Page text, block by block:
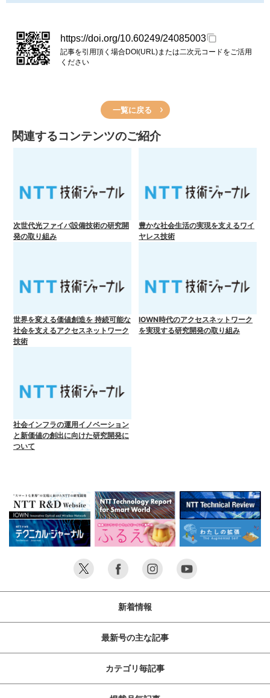
https://doi.org/10.60249/24085003
記事を引用頂く場合DOI(URL)または二次元コードをご活用
ください
一覧に戻る
関連するコンテンツのご紹介
次世代光ファイバ設備技術の研究開
発の取り組み
豊かな社会生活の実現を支えるワイ
ヤレス技術
世界を変える価値創造を 持続可能な
社会を支えるアクセスネットワーク
技術
IOWN時代のアクセスネットワーク
を実現する研究開発の取り組み
社会インフラの運用イノベーション
と新価値の創出に向けた研究開発に
ついて
新着情報
最新号の主な記事
カテゴリ毎記事